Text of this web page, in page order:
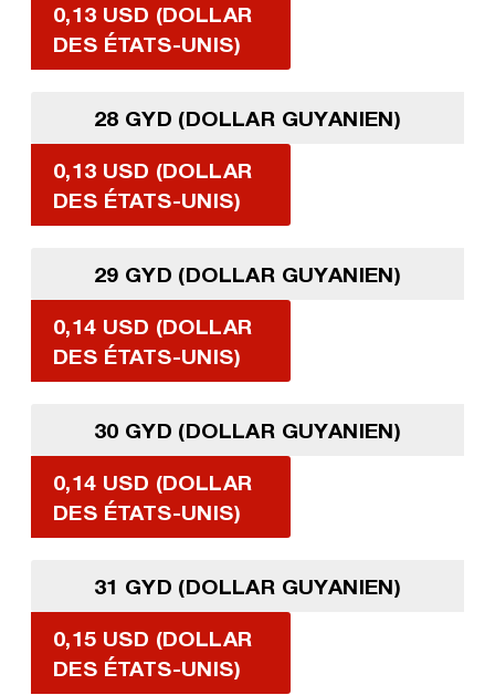
0,13 USD (DOLLAR
DES ÉTATS-UNIS)
28 GYD (DOLLAR GUYANIEN)
0,13 USD (DOLLAR
DES ÉTATS-UNIS)
29 GYD (DOLLAR GUYANIEN)
0,14 USD (DOLLAR
DES ÉTATS-UNIS)
30 GYD (DOLLAR GUYANIEN)
0,14 USD (DOLLAR
DES ÉTATS-UNIS)
31 GYD (DOLLAR GUYANIEN)
0,15 USD (DOLLAR
DES ÉTATS-UNIS)